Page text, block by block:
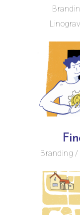
Branding